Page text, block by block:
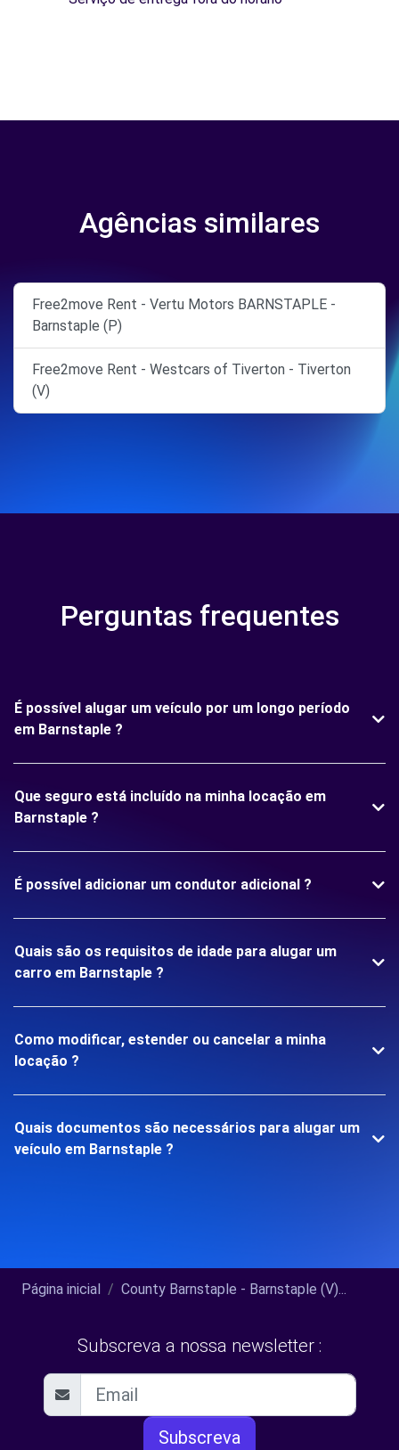
Agências similares
Free2move Rent - Vertu Motors BARNSTAPLE -
Barnstaple (P)
Free2move Rent - Westcars of Tiverton - Tiverton
(V)
Perguntas frequentes
É possível alugar um veículo por um longo período
em Barnstaple ?
Que seguro está incluído na minha locação em
Barnstaple ?
É possível adicionar um condutor adicional ?
Quais são os requisitos de idade para alugar um
carro em Barnstaple ?
Como modificar, estender ou cancelar a minha
locação ?
Quais documentos são necessários para alugar um
veículo em Barnstaple ?
Página inicial County Barnstaple - Barnstaple (V)...
Subscreva a nossa newsletter :
Subscreva